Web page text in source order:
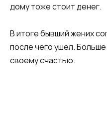
дому тоже стоит денег.​
​В итоге бывший жених
после чего ушел.
своему счастью.